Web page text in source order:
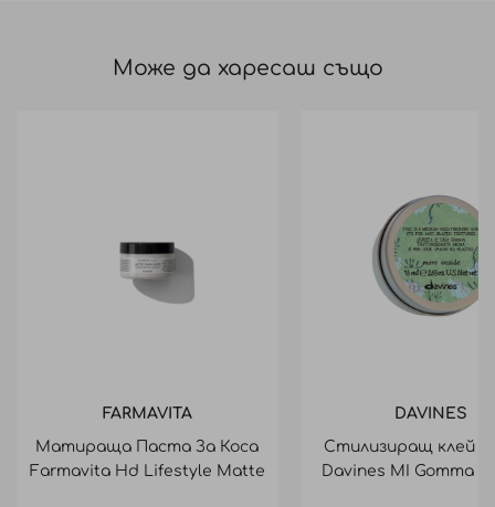
Може да харесаш също
FARMAVITA
Матираща Паста За Коса
Farmavita Hd Lifestyle Matte
DAVINES
Стилизиращ клей
Davines MI Gomma